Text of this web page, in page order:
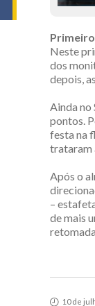
Neste
dos
depois,
Ainda no
pontos.
festa na
trataram
Após o
–
de mais
10 de